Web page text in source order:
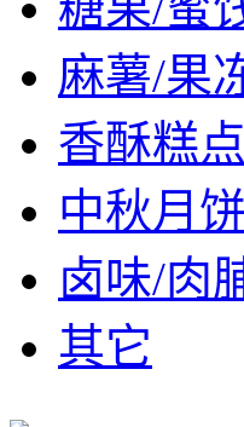
麻薯/果
香酥糕点
中秋月
卤味/肉
其它